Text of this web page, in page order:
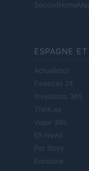
ESPAGNE
Actualidad
Finanzas 24
Investindo 365
Think.es
Viajar 365
ES Newz
Pet Story
Encocina